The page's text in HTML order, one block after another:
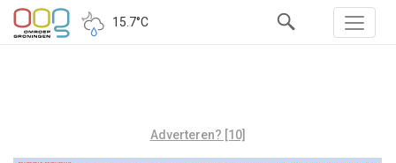
15.7°C
Adverteren? [10]